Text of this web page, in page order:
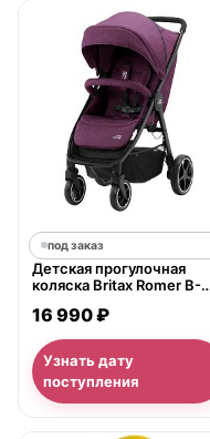
под заказ
Детская прогулочная
коляска Britax Romer B-
16 990 ₽
Узнать дату
поступления